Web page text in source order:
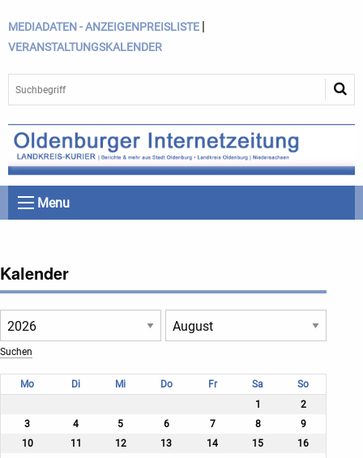
MEDIADATEN - ANZEIGENPREISLISTE |
VERANSTALTUNGSKALENDER
Menu
Kalender
Mo Di Mi Do Fr Sa
So
1
2
3
4 5 6 7 8
9
10
11 12 13 14 15
16